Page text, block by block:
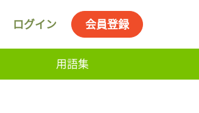
ログイン 会員登録
用語集